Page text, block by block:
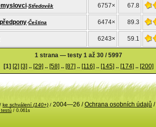
-Středověk 6757× 67.8
-Čeština 6474× 89.3
6243× 59.1
1 strana — testy 1 až 30 / 5997
[1] [2] [3] .. [29] .. [58] .. [87] .. [116] .. [145] .. [174] .. [200]
/ ke schválení (140+) / 2004—26 /Ochrana osobních údajů /
testů / 0.061s